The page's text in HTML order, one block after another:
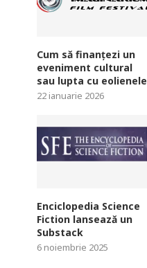
Cum să finanțezi un
eveniment cultural
sau lupta cu eolienele
22 ianuarie 2026
Enciclopedia Science
Fiction lansează un
Substack
6 noiembrie 2025